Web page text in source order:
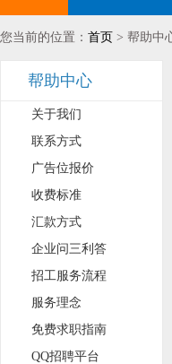
您当前的位置： 首页 > 帮助中
帮助中心
关于我们
联系方式
广告位报价
收费标准
汇款方式
企业问三利答
招工服务流程
服务理念
免费求职指南
QQ招聘平台